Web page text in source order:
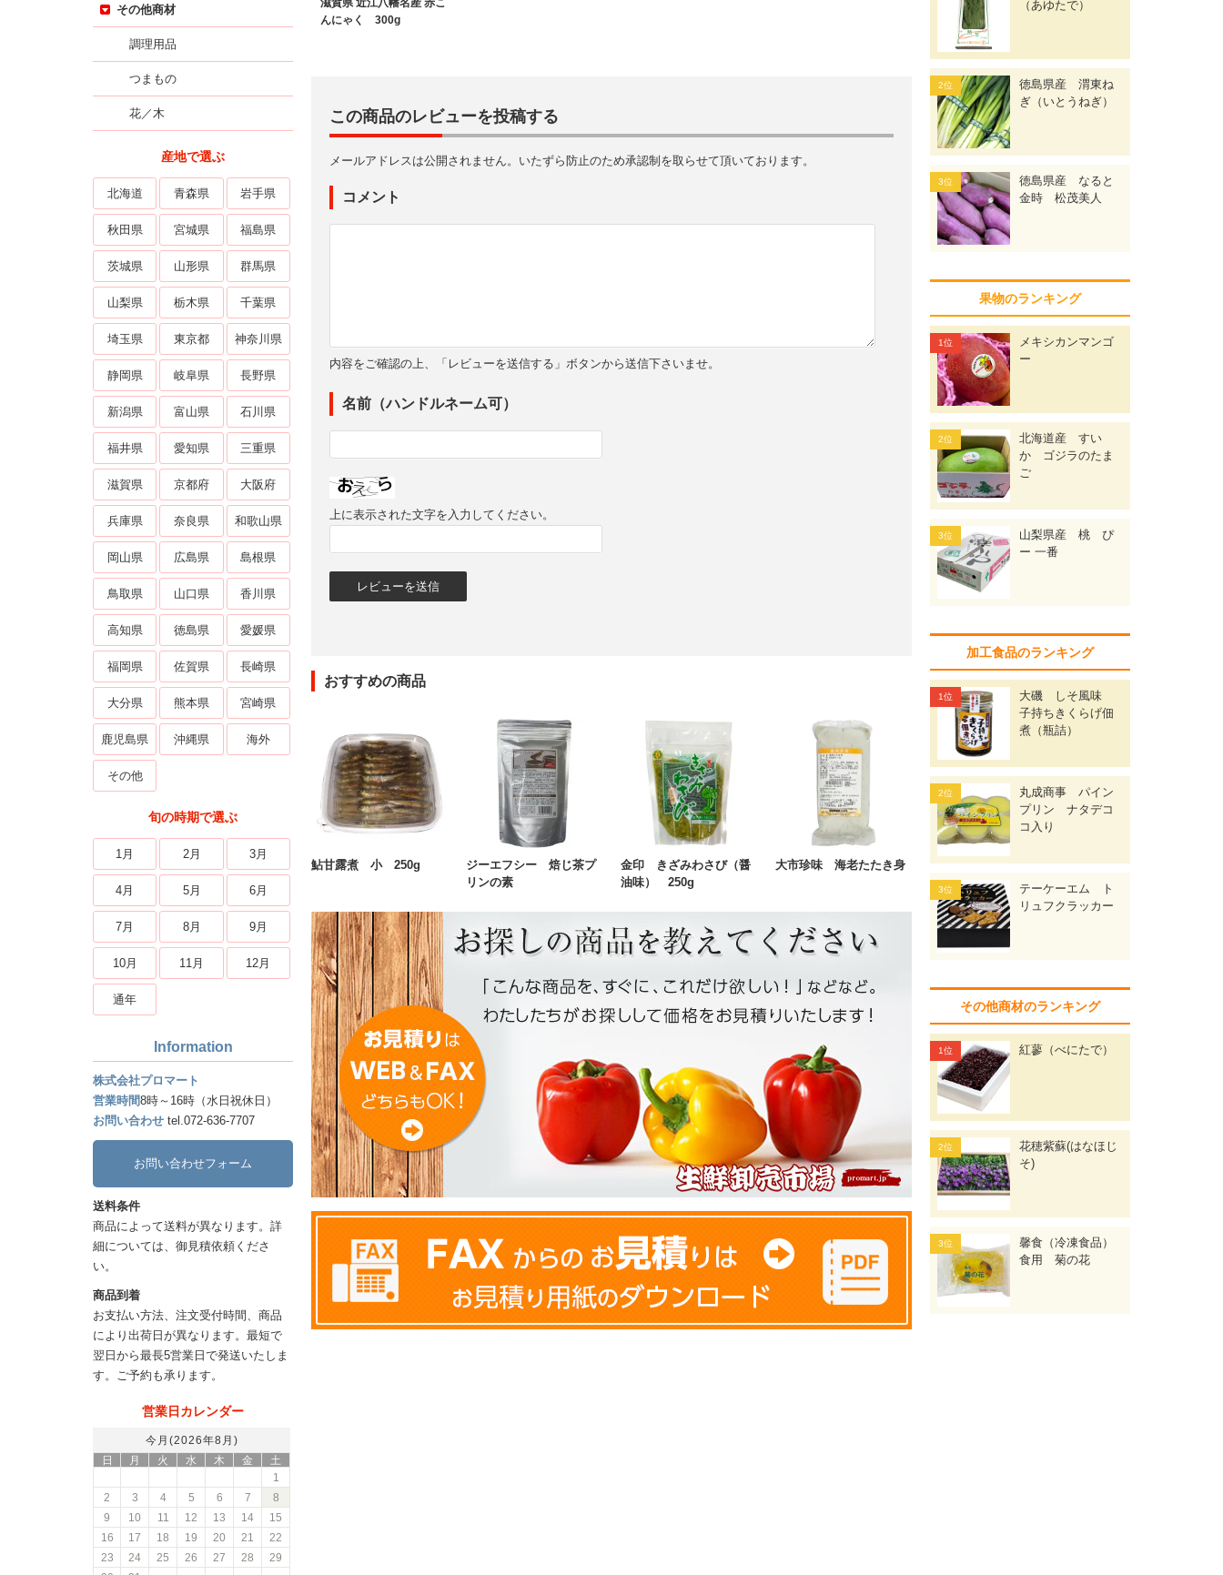
んにゃく 300g
この商品のレビューを投稿する
メールアドレスは公開されません。いたずら防止のため承認制を取らせて頂いております。
コメント
内容をご確認の上、「レビューを送信する」ボタンから送信下さいませ。
名前（ハンドルネーム可）
上に表示された文字を入力してください。
おすすめの商品
鮎甘露煮 小 250g
ジーエフシー 焙じ茶プ
リンの素
金印 きざみわさび（醤
油味） 250g
大市珍味 海老たたき身
その他商材
調理用品
つまもの
花／木
産地で選ぶ
北海道 青森県 岩手県
秋田県 宮城県 福島県
茨城県 山形県 群馬県
山梨県 栃木県 千葉県
埼玉県 東京都 神奈川県
静岡県 岐阜県 長野県
新潟県 富山県 石川県
福井県 愛知県 三重県
滋賀県 京都府 大阪府
兵庫県 奈良県 和歌山県
岡山県 広島県 島根県
鳥取県 山口県 香川県
高知県 徳島県 愛媛県
福岡県 佐賀県 長崎県
大分県 熊本県 宮崎県
鹿児島県 沖縄県 海外
その他
旬の時期で選ぶ
1月 2月 3月
4月 5月 6月
7月 8月 9月
10月 11月 12月
通年
Information
株式会社プロマート
営業時間8時～16時（水日祝休日）
お問い合わせ tel.072-636-7707
お問い合わせフォーム
送料条件
商品によって送料が異なります。詳
細については、御見積依頼くださ
い。
商品到着
お支払い方法、注文受付時間、商品
により出荷日が異なります。最短で
翌日から最長5営業日で発送いたしま
す。ご予約も承ります。
営業日カレンダー
今月(2026年8月)
日
月 火 水 木 金
土
1
2
3 4 5 6 7
8
9
10 11 12 13 14
15
16
17 18 19 20 21
22
23
24 25 26 27 28
29
（あゆたで）
徳島県産 渭東ね
ぎ（いとうねぎ）
徳島県産 なると
金時 松茂美人
果物のランキング
メキシカンマンゴ
ー
北海道産 すい
か ゴジラのたま
ご
山梨県産 桃 ぴ
ー 一番
加工食品のランキング
大磯 しそ風味
子持ちきくらげ佃
煮（瓶詰）
丸成商事 パイン
プリン ナタデコ
コ入り
テーケーエム ト
リュフクラッカー
その他商材のランキング
紅蓼（べにたで）
花穂紫蘇(はなほじ
そ)
馨食（冷凍食品）
食用 菊の花